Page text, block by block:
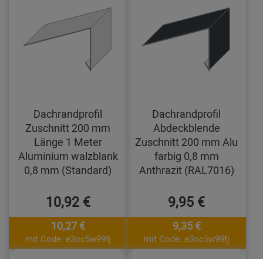
Dachrandprofil
Zuschnitt 200 mm
Länge 1 Meter
Aluminium walzblank
0,8 mm (Standard)
10,92 €
10,27 €
mit Code: e3oc5w99fj
Dachrandprofil
Abdeckblende
Zuschnitt 200 mm Alu
farbig 0,8 mm
Anthrazit (RAL7016)
9,95 €
9,35 €
mit Code: e3oc5w99fj